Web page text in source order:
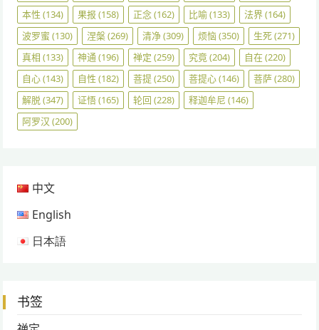
本性 (134) 果报 (158) 正念(162) 比喻(133) 法界(164)
波罗蜜 (130) 涅槃(269) 清净(309) 烦恼(350) 生死(271)
真相 (133) 神通 (196) 禅定 (259) 究竟(204) 自在(220)
自心(143) 自性 (182) 菩提(250) 菩提心(146) 菩萨(280)
解脱(347) 证悟(165) 轮回 (228) 释迦牟尼 (146)
阿罗汉 (200)
中文
English
日本語
书签